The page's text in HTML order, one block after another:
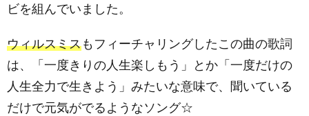
ビを組んでいました。
ウィルスミスもフィーチャリングしたこの曲の歌詞
は、「一度きりの人生楽しもう」とか「一度だけの
人生全力で生きよう」みたいな意味で、聞いている
だけで元気がでるようなソング☆